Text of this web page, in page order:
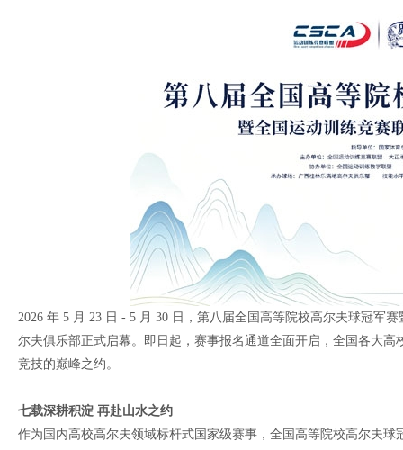
2026 年 5 月 23 日 - 5 月 30 日，第八届全国高等院校高尔夫球冠军
尔夫俱乐部正式启幕。即日起，赛事报名通道全面开启，全国各大
竞技的巅峰之约。
七载深耕积淀 再赴山水之约
作为国内高校高尔夫领域标杆式国家级赛事，全国高等院校高尔夫